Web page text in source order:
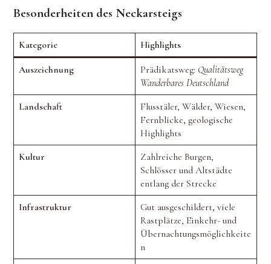
DER
INS
WALDKLASSENZIMMER
Besonderheiten des Neckarsteigs
Kategorie Highlights
Auszeichnung Prädikatsweg: Qualitätsweg
Wanderbares Deutschland
Landschaft
Flusstäler, Wälder, Wiesen,
Fernblicke, geologische
Highlights
Kultur
Zahlreiche Burgen,
Schlösser und Altstädte
entlang der Strecke
Infrastruktur
Gut ausgeschildert, viele
Rastplätze, Einkehr- und
Übernachtungsmöglichkeite
n